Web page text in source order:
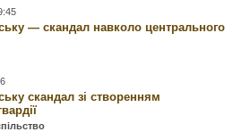
— скандал навколо центрального
скандал зі створенням